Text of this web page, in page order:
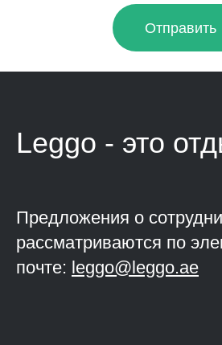
Отправить
Leggo - это
Предложения о
рассматриваются по
почте: leggo@leggo.ae